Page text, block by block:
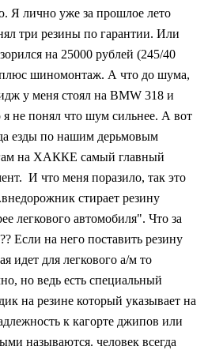
Я лично уже за прошлое лето
три резины по гарантии. Или
на 25000 рублей (245/40
шиномонтаж. А что до шума,
у меня стоял на BMW 318 и
я не понял что шум сильнее. А вот
езды по нашим дерьмовым
на ХАККЕ самый главный
И что меня поразило, так это
стирает резину
легкового автомобиля". Что за
Если на него поставить резину
идет для легкового а/м то
но ведь есть специальный
на резине который указывает на
к кагорте джипов или
называются. человек всегда